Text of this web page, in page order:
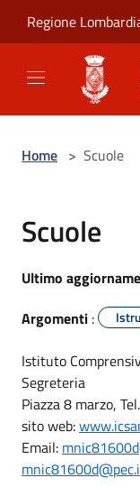
Regione
Home > Scuole
Scuole
Ultimo
Argomenti :
Istituto
Segreteria
Piazza 8 marzo,
sito web:
Email: